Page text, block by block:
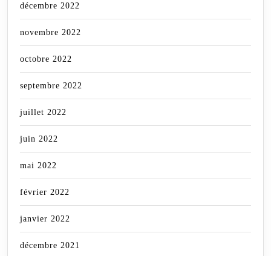
décembre 2022
novembre 2022
octobre 2022
septembre 2022
juillet 2022
juin 2022
mai 2022
février 2022
janvier 2022
décembre 2021